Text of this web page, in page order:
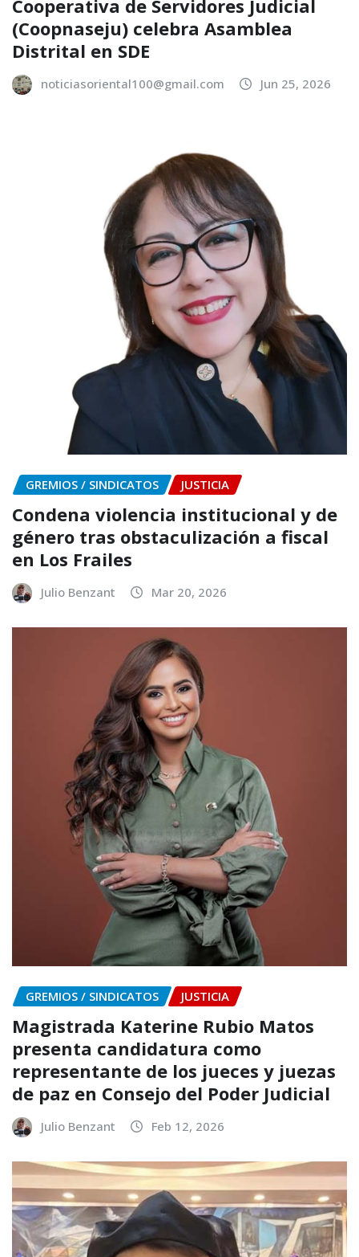
Cooperativa de Servidores Judicial
(Coopnaseju) celebra Asamblea
Distrital en SDE
noticiasoriental100@gmail.com Jun 25, 2026
GREMIOS / SINDICATOS JUSTICIA
Condena violencia institucional y de
género tras obstaculización a fiscal
en Los Frailes
Julio Benzant Mar 20, 2026
GREMIOS / SINDICATOS JUSTICIA
Magistrada Katerine Rubio Matos
presenta candidatura como
representante de los jueces y juezas
de paz en Consejo del Poder Judicial
Julio Benzant Feb 12, 2026